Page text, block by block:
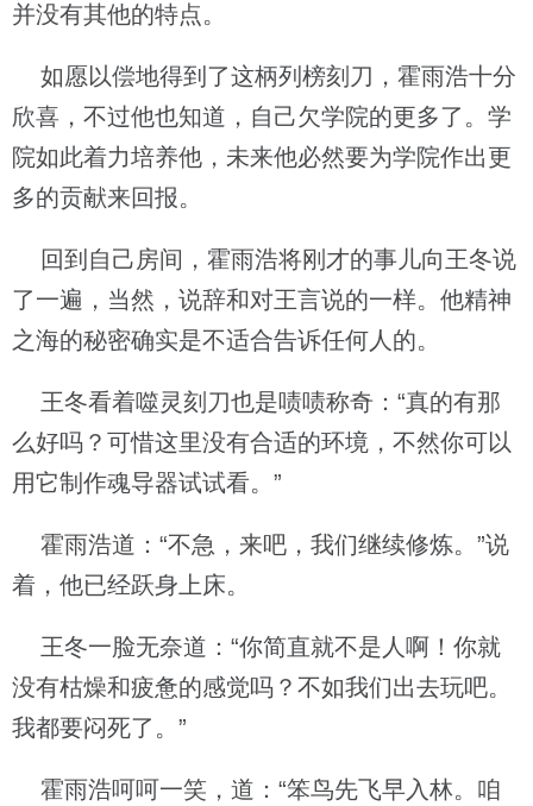
并没有其他的特点。
如愿以偿地得到了这柄列榜刻刀，霍雨浩十分
欣喜，不过他也知道，自己欠学院的更多了。学
院如此着力培养他，未来他必然要为学院作出更
多的贡献来回报。
回到自己房间，霍雨浩将刚才的事儿向王冬说
了一遍，当然，说辞和对王言说的一样。他精神
之海的秘密确实是不适合告诉任何人的。
王冬看着噬灵刻刀也是啧啧称奇：“真的有那
么好吗？可惜这里没有合适的环境，不然你可以
用它制作魂导器试试看。”
霍雨浩道：“不急，来吧，我们继续修炼。”说
着，他已经跃身上床。
王冬一脸无奈道：“你简直就不是人啊！你就
没有枯燥和疲惫的感觉吗？不如我们出去玩吧。
我都要闷死了。”
霍雨浩呵呵一笑，道：“笨鸟先飞早入林。咱